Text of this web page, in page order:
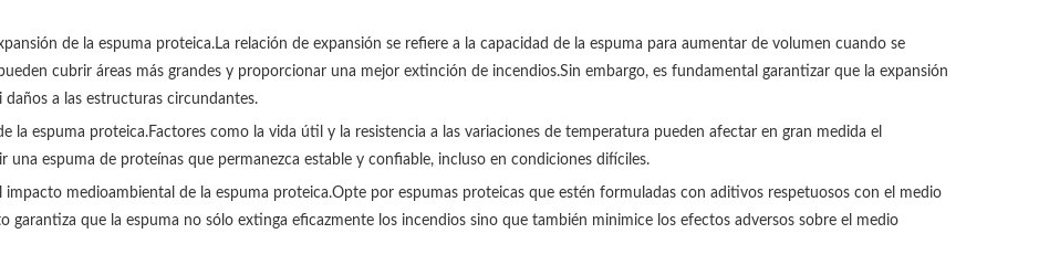
de la espuma proteica.La relación de expansión se refiere a la capacidad de la espuma para aumentar de volumen cuando se
cubrir áreas más grandes y proporcionar una mejor extinción de incendios.Sin embargo, es fundamental garantizar que la expansión
a las estructuras circundantes.
la espuma proteica.Factores como la vida útil y la resistencia a las variaciones de temperatura pueden afectar en gran medida el
una espuma de proteínas que permanezca estable y confiable, incluso en condiciones difíciles.
medioambiental de la espuma proteica.Opte por espumas proteicas que estén formuladas con aditivos respetuosos con el medio
garantiza que la espuma no sólo extinga eficazmente los incendios sino que también minimice los efectos adversos sobre el medio